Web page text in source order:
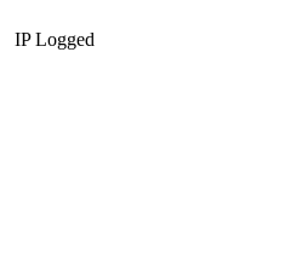
IP Logged